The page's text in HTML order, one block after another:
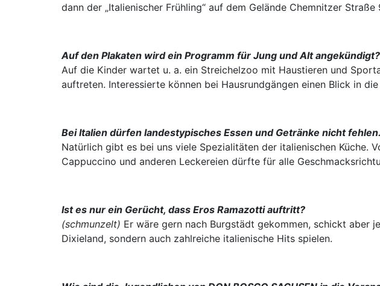
dann der „Italienischer Frühling“ auf dem Gelände Chemnitzer Straße
Auf den Plakaten wird ein Programm für Jung und Alt angekündigt?
Auf die Kinder wartet u. a. ein Streichelzoo mit Haustieren und
auftreten. Interessierte können bei Hausrundgängen einen Blick in
Bei Italien dürfen landestypisches Essen und Getränke nicht
Natürlich gibt es bei uns viele Spezialitäten der italienischen Küche.
Cappuccino und anderen Leckereien dürfte für alle
Ist es nur ein Gerücht, dass Eros Ramazotti auftritt?
(schmunzelt) Er wäre gern nach Burgstädt gekommen, schickt aber
Dixieland, sondern auch zahlreiche italienische Hits spielen.